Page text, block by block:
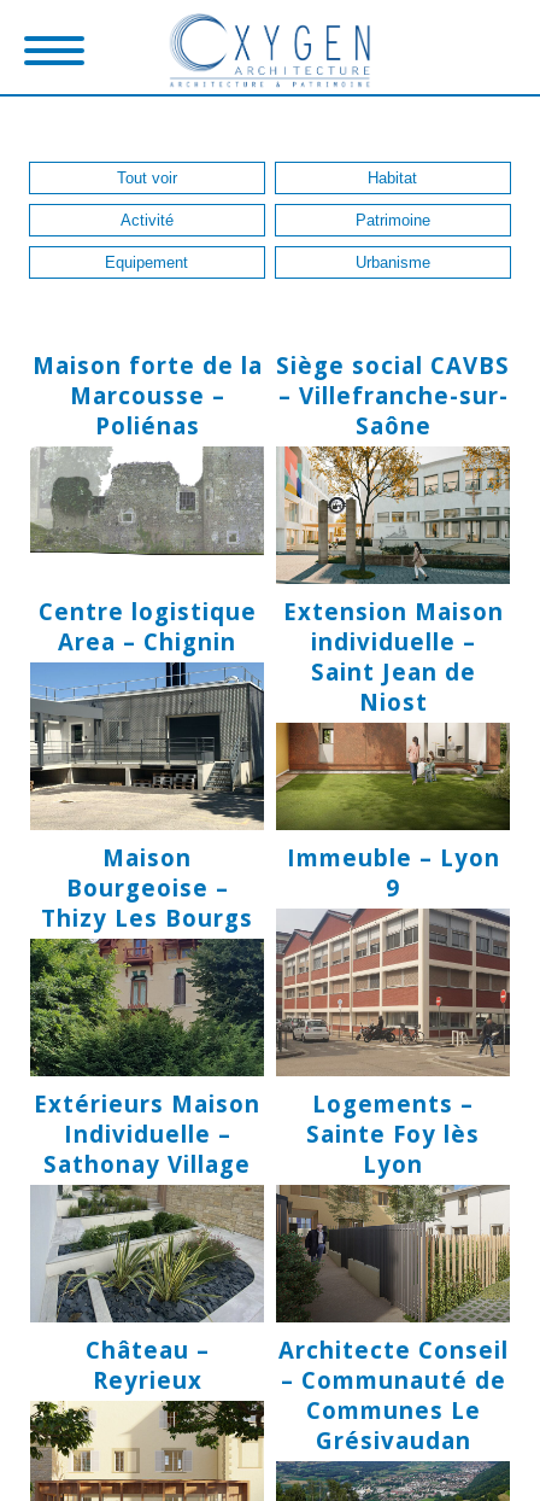
Tout voir Habitat
Activité Patrimoine
Equipement Urbanisme
Maison forte de la
Marcousse –
Poliénas
Siège social CAVBS
– Villefranche-sur-
Saône
Centre logistique
Area – Chignin
Extension Maison
individuelle –
Saint Jean de
Niost
Maison
Bourgeoise –
Thizy Les Bourgs
Immeuble – Lyon
9
Extérieurs Maison
Individuelle –
Sathonay Village
Logements –
Sainte Foy lès
Lyon
Château –
Reyrieux
Architecte Conseil
– Communauté de
Communes Le
Grésivaudan